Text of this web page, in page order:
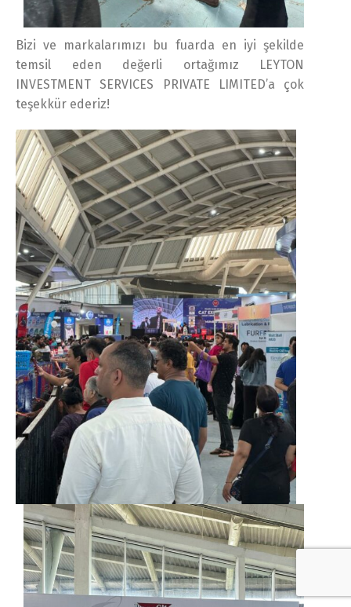
Bizi ve markalarımızı bu fuarda en iyi şekilde
temsil eden değerli ortağımız LEYTON
INVESTMENT SERVICES PRIVATE LIMITED’a çok
teşekkür ederiz!